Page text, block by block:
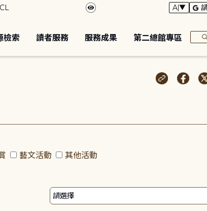
檢索 讀者服務 服務成果 第二總館專區
藝文活動 其他活動